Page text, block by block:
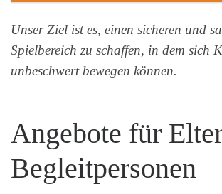
Unser Ziel ist es, einen sicheren und
Spielbereich zu schaffen, in dem sich
unbeschwert bewegen können.
Angebote für
Begleitpersonen